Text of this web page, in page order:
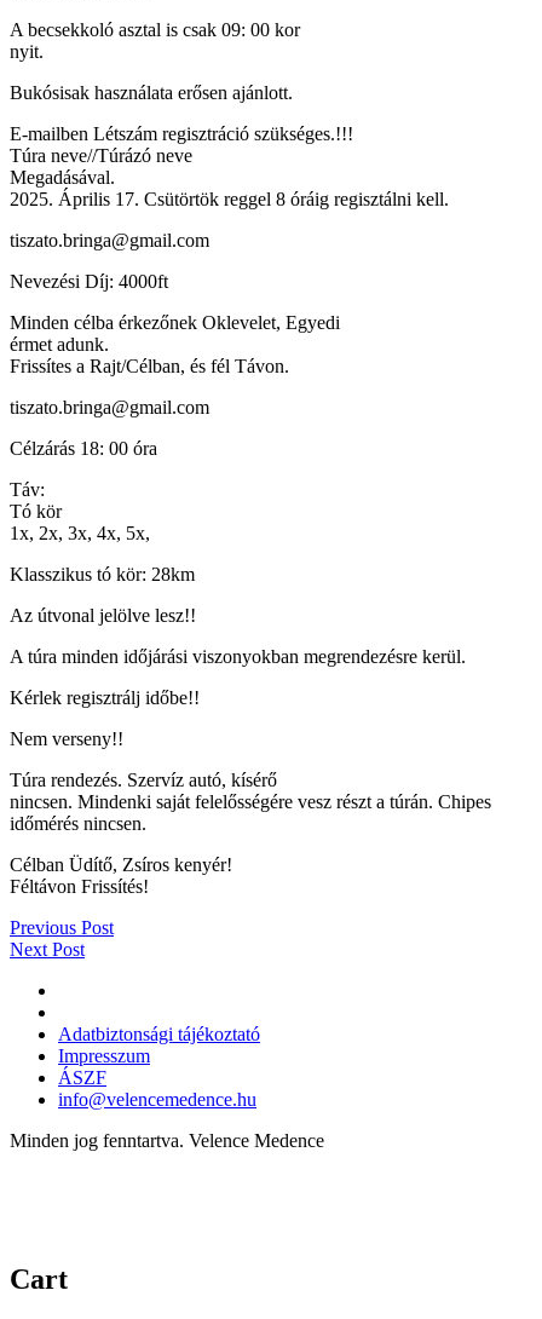
A becsekkoló asztal is csak 09: 00 kor
nyit.
Bukósisak használata erősen ajánlott.
E-mailben Létszám regisztráció szükséges.!!!
Túra neve//Túrázó neve
Megadásával.
2025. Április 17. Csütörtök reggel 8 óráig regisztálni kell.
tiszato.bringa@gmail.com
Nevezési Díj: 4000ft
Minden célba érkezőnek Oklevelet, Egyedi
érmet adunk.
Frissítes a Rajt/Célban, és fél Távon.
tiszato.bringa@gmail.com
Célzárás 18: 00 óra
Táv:
Tó kör
1x, 2x, 3x, 4x, 5x,
Klasszikus tó kör: 28km
Az útvonal jelölve lesz!!
A túra minden időjárási viszonyokban megrendezésre kerül.
Kérlek regisztrálj időbe!!
Nem verseny!!
Túra rendezés. Szervíz autó, kísérő
nincsen. Mindenki saját felelősségére vesz részt a túrán. Chipes
időmérés nincsen.
Célban Üdítő, Zsíros kenyér!
Féltávon Frissítés!
Previous Post
Next Post
Adatbiztonsági tájékoztató
Impresszum
ÁSZF
info@velencemedence.hu
Minden jog fenntartva. Velence Medence
Cart